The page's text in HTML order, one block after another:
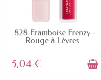
EN STOCK
828 Framboise Frenzy -
Rouge à Lèvres...
5,04 €